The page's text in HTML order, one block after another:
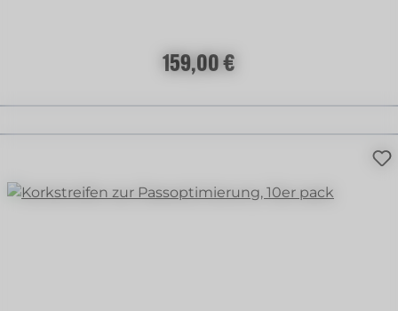
Regulärer Preis:
159,00 €